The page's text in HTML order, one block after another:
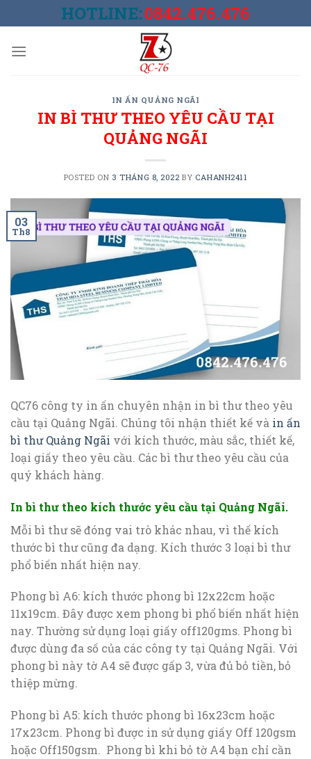
to
HOTLINE:0842.476.476
IN ẤN QUẢNG NGÃI
IN BÌ THƯ THEO YÊU CẦU TẠI
QUẢNG NGÃI
POSTED ON 3 THÁNG 8, 2022 BY CAHANH2411
03
Th8
QC76 công ty in ấn chuyên nhận in bì thư theo yêu
cầu tại Quảng Ngãi. Chúng tôi nhận thiết kế và in ấn
bì thư Quảng Ngãi với kích thước, màu sắc, thiết kế,
loại giấy theo yêu cầu. Các bì thư theo yêu cầu của
quý khách hàng.
In bì thư theo kích thước yêu cầu tại Quảng Ngãi.
Mỗi bì thư sẽ đóng vai trò khác nhau, vì thế kích
thước bì thư cũng đa dạng. Kích thước 3 loại bì thư
phổ biến nhất hiện nay.
Phong bì A6: kích thước phong bì 12x22cm hoặc
11x19cm. Đây được xem phong bì phổ biến nhất hiện
nay. Thường sử dụng loại giấy off120gms. Phong bì
được dùng đa số của các công ty tại Quảng Ngãi. Với
phong bì này tờ A4 sẽ được gấp 3, vừa đủ bỏ tiền, bỏ
thiệp mừng.
Phong bì A5: kích thước phong bì 16x23cm hoặc
17x23cm. Phong bì được in sử dụng giấy Off 120gsm
hoặc Off150gsm. Phong bì khi bỏ tờ A4 bạn chỉ cần